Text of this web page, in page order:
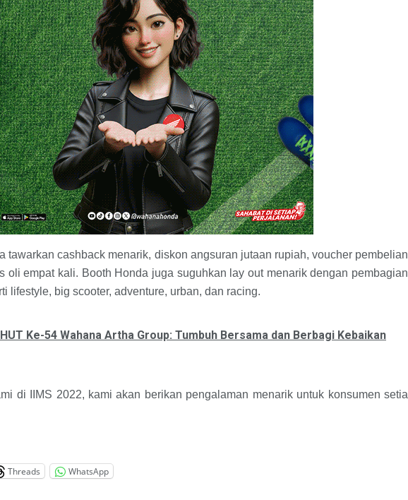
tawarkan cashback menarik, diskon angsuran jutaan rupiah, voucher pembelian
oli empat kali. Booth Honda juga suguhkan lay out menarik dengan pembagian
lifestyle, big scooter, adventure, urban, dan racing.
Ke-54 Wahana Artha Group: Tumbuh Bersama dan Berbagi Kebaikan
di IIMS 2022, kami akan berikan pengalaman menarik untuk konsumen setia
Threads WhatsApp